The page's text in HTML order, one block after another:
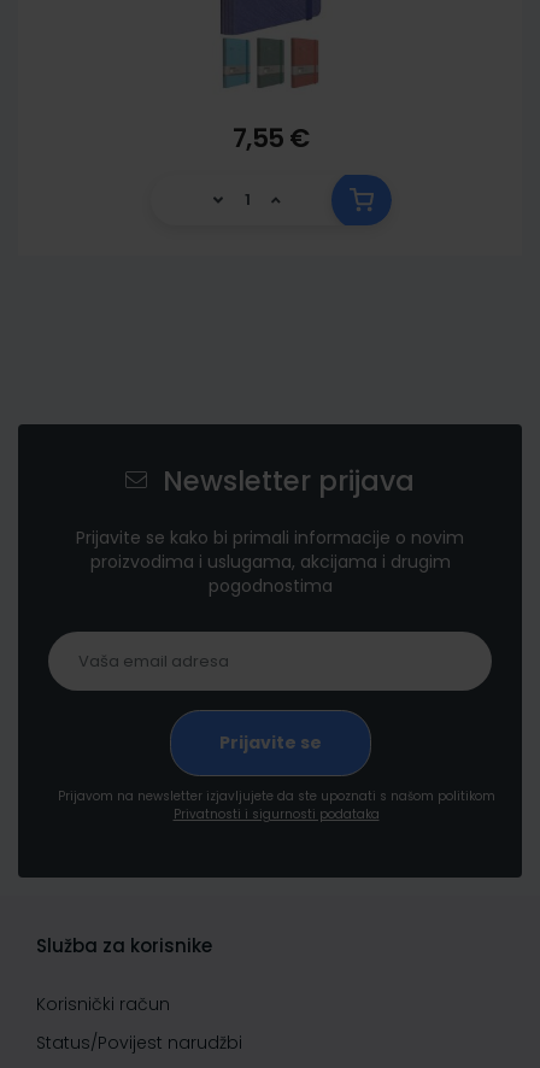
7,55 €
Newsletter prijava
Prijavite se kako bi primali informacije o novim
proizvodima i uslugama, akcijama i drugim
pogodnostima
Prijavom na newsletter izjavljujete da ste upoznati s našom politikom
Privatnosti i sigurnosti podataka
Služba za korisnike
Korisnički račun
Status/Povijest narudžbi